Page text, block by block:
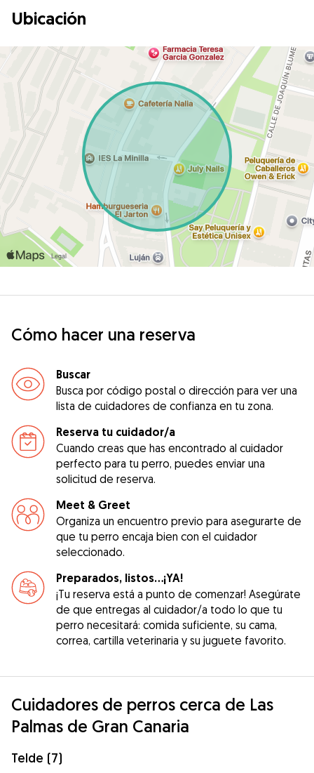
Ubicación
Cómo hacer una reserva
Buscar
Busca por código postal o dirección para ver una
lista de cuidadores de confianza en tu zona.
Reserva tu cuidador/a
Cuando creas que has encontrado al cuidador
perfecto para tu perro, puedes enviar una
solicitud de reserva.
Meet & Greet
Organiza un encuentro previo para asegurarte de
que tu perro encaja bien con el cuidador
seleccionado.
Preparados, listos...¡YA!
¡Tu reserva está a punto de comenzar! Asegúrate
de que entregas al cuidador/a todo lo que tu
perro necesitará: comida suficiente, su cama,
correa, cartilla veterinaria y su juguete favorito.
Cuidadores de perros cerca de Las
Palmas de Gran Canaria
Telde (7)